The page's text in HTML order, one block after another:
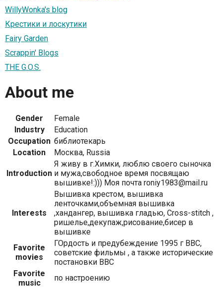
WillyWonka's blog
Крестики и лоскутики
Fairy Garden
Scrappin' Blogs
THE G.O.S.
About me
Gender
Female
Industry
Education
Occupation библиотекарь
Location
Москва, Russia
Introduction
Я живу в г.Химки, люблю своего сыночка
и мужа,свободное время посвящаю
вышивке!:))) Моя почта roniy1983@mail.ru
Interests
Вышивка крестом, вышивка
ленточками,объемная вышивка
,хандангер, вышивка гладью, Cross-stitch ,
ришелье,декупаж,рисование,бисер в
вышивке
Favorite
movies
ГОрдость и предубеждение 1995 г ВВС,
советские фильмы , а также исторические
постановки ВВС
Favorite
music
по настроению